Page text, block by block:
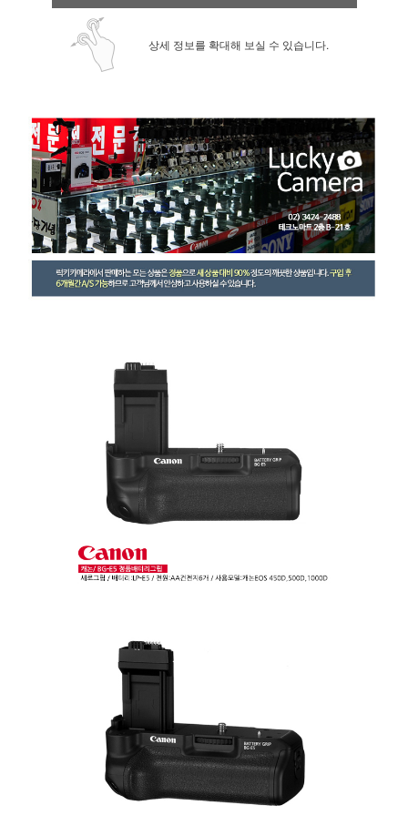
상세 정보를 확대해 보실 수 있습니다.